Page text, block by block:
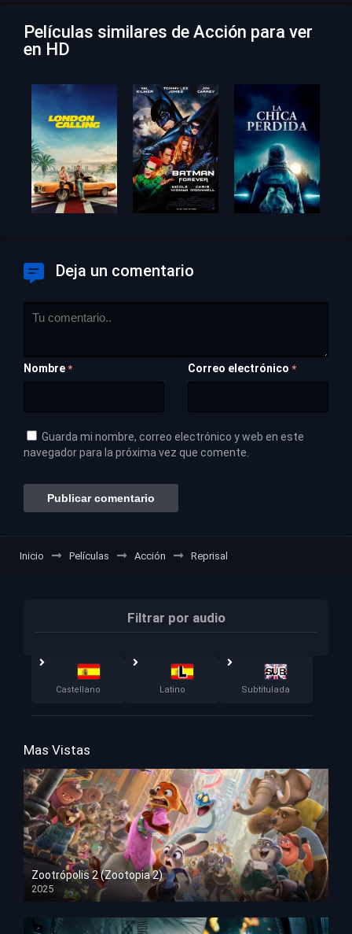
Películas similares de Acción para ver
en HD
Deja un comentario
Nombre * Correo electrónico *
Guarda mi nombre, correo electrónico y web en este
navegador para la próxima vez que comente.
Inicio Películas Acción Reprisal
Filtrar por audio
Castellano Latino Subtitulada
Mas Vistas
Zootrópolis 2 (Zootopia 2)
2025
HD 1080p